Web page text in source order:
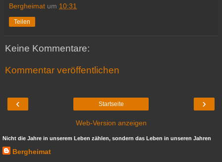
Bergheimat um 10:31
Teilen
Keine Kommentare:
Kommentar veröffentlichen
‹ ›
Startseite
Web-Version anzeigen
Nicht die Jahre in unserem Leben zählen, sondern das Leben in unseren Jahren
Bergheimat